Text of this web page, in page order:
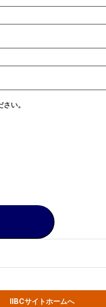
い。
IIBCサイトホームへ